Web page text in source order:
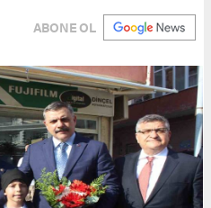
ABONE OL